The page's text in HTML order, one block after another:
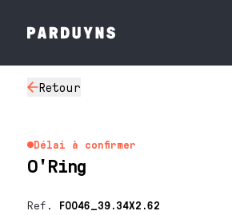
Retour
Délai à confirmer
O'Ring
Ref. F0046_39.34X2.62